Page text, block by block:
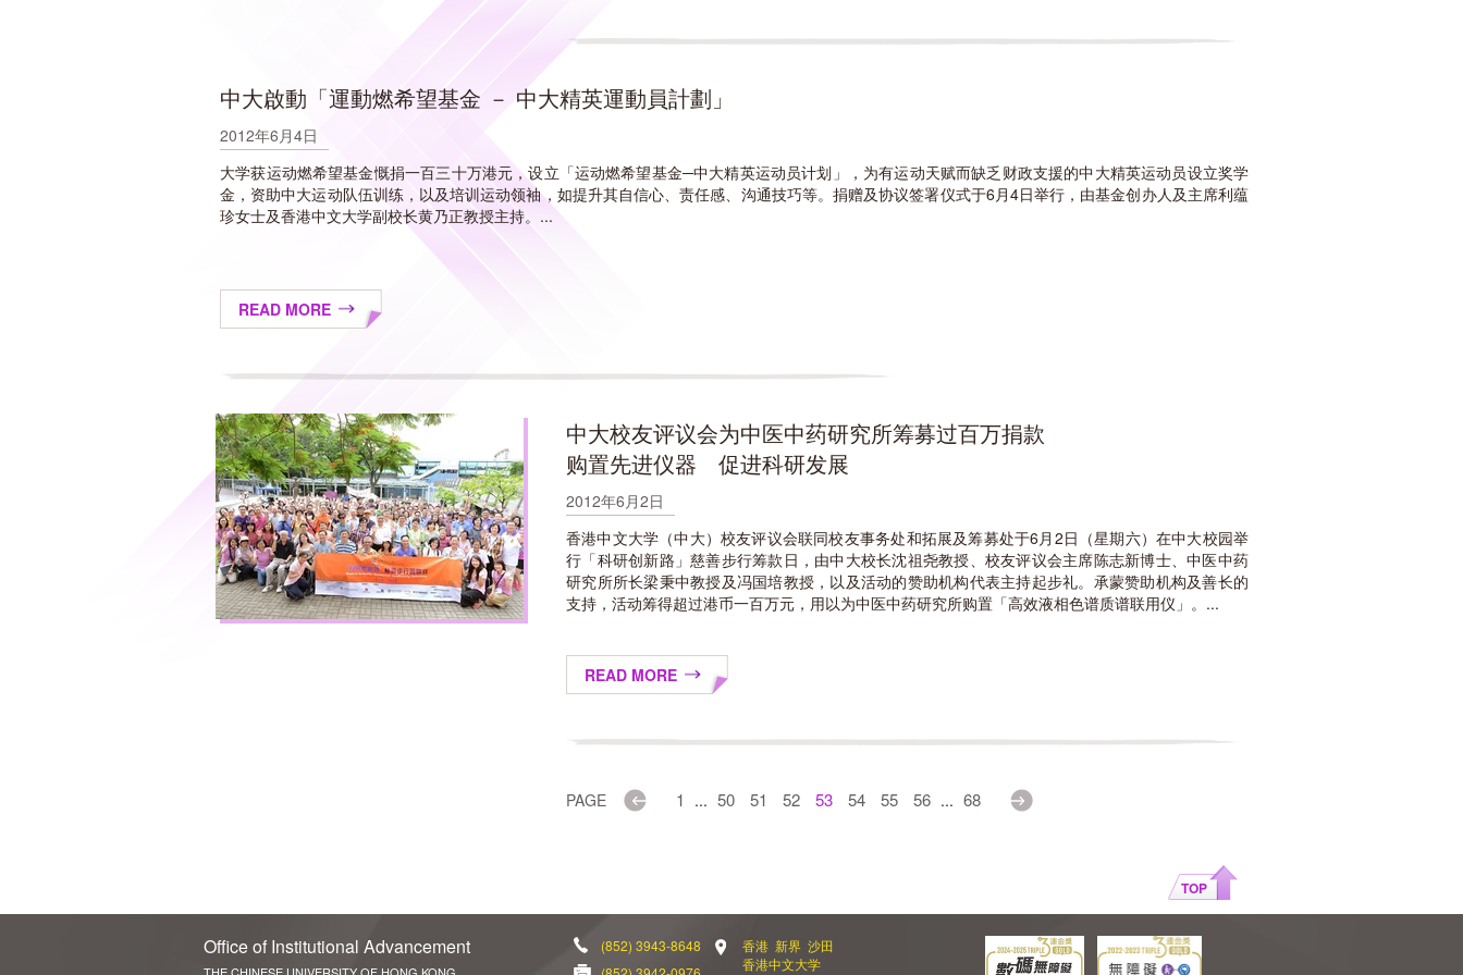
中大啟動「運動燃希望基金 － 中大精英運動員計劃」
2012年6月4日
大学获运动燃希望基金慨捐一百三十万港元，设立「运动燃希望基金─中大精英运动员计划」，为有运动天赋而缺乏财政支援的中大精英运动员设立奖学
金，资助中大运动队伍训练，以及培训运动领袖，如提升其自信心、责任感、沟通技巧等。捐赠及协议签署仪式于6月4日举行，由基金创办人及主席利蕴
珍女士及香港中文大学副校长黄乃正教授主持。...
READ MORE
中大校友评议会为中医中药研究所筹募过百万捐款
购置先进仪器 促进科研发展
2012年6月2日
香港中文大学（中大）校友评议会联同校友事务处和拓展及筹募处于6月2日（星期六）在中大校园举
行「科研创新路」慈善步行筹款日，由中大校长沈祖尧教授、校友评议会主席陈志新博士、中医中药
研究所所长梁秉中教授及冯国培教授，以及活动的赞助机构代表主持起步礼。承蒙赞助机构及善长的
支持，活动筹得超过港币一百万元，用以为中医中药研究所购置「高效液相色谱质谱联用仪」。...
READ MORE
PAGE Previous
1 ... 50 51 52 53 54 55 56 ... 68 Next
TOP
(852) 3943-8648
香港 新界 沙田
香港中文大学
Office of Institutional Advancement